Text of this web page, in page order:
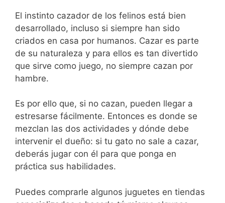
El instinto cazador de los felinos está bien
desarrollado, incluso si siempre han sido
criados en casa por humanos. Cazar es parte
de su naturaleza y para ellos es tan divertido
que sirve como juego, no siempre cazan por
hambre.
Es por ello que, si no cazan, pueden llegar a
estresarse fácilmente. Entonces es donde se
mezclan las dos actividades y dónde debe
intervenir el dueño: si tu gato no sale a cazar,
deberás jugar con él para que ponga en
práctica sus habilidades.
Puedes comprarle algunos juguetes en tiendas